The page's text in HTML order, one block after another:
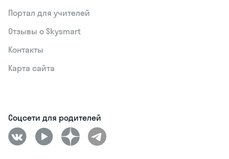
Портал для учителей
Отзывы о Skysmart
Контакты
Карта сайта
Соцсети для родителей